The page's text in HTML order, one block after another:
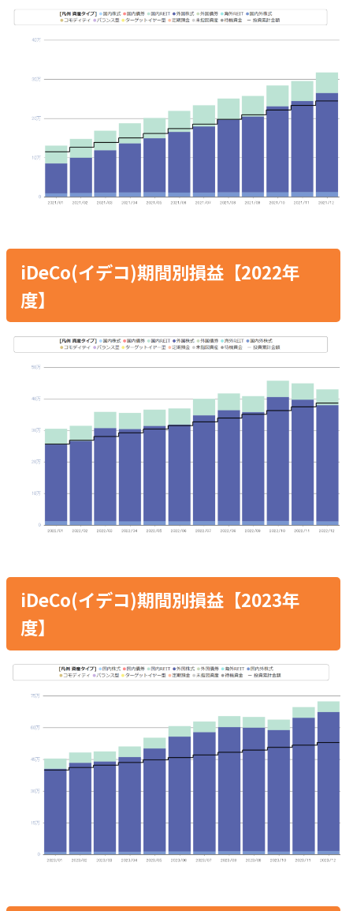
iDeCo(イデコ)期間別損益【2022年
度】
iDeCo(イデコ)期間別損益【2023年
度】